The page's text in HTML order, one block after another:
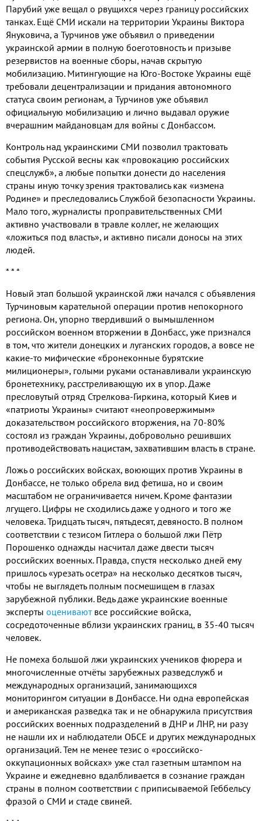
Парубий уже вещал о рвущихся через границу российских
танках. Ещё СМИ искали на территории Украины Виктора
Януковича, а Турчинов уже объявил о приведении
украинской армии в полную боеготовность и призыве
резервистов на военные сборы, начав скрытую
мобилизацию. Митингующие на Юго-Востоке Украины ещё
требовали децентрализации и придания автономного
статуса своим регионам, а Турчинов уже объявил
официальную мобилизацию и лично выдавал оружие
вчерашним майдановцам для войны с Донбассом.
Контроль над украинскими СМИ позволил трактовать
события Русской весны как «провокацию российских
спецслужб», а любые попытки донести до населения
страны иную точку зрения трактовались как «измена
Родине» и преследовались Службой безопасности Украины.
Мало того, журналисты проправительственных СМИ
активно участвовали в травле коллег, не желающих
«ложиться под власть», и активно писали доносы на этих
людей.
* * *
Новый этап большой украинской лжи начался с объявления
Турчиновым карательной операции против непокорного
региона. Он, упорно твердивший о вымышленном
российском военном вторжении в Донбасс, уже признался
в том, что жители донецких и луганских городов, а вовсе не
какие-то мифические «бронеконные бурятские
милиционеры», голыми руками останавливали украинскую
бронетехнику, расстреливающую их в упор. Даже
пресловутый отряд Стрелкова-Гиркина, который Киев и
«патриоты Украины» считают «неопровержимым»
доказательством российского вторжения, на 70-80%
состоял из граждан Украины, добровольно решивших
противодействовать нацистам, захватившим власть в стране.
Ложь о российских войсках, воюющих против Украины в
Донбассе, не только обрела вид фетиша, но и своим
масштабом не ограничивается ничем. Кроме фантазии
лгущего. Цифры не сходились даже у одного и того же
человека. Тридцать тысяч, пятьдесят, девяносто. В полном
соответствии с тезисом Гитлера о большой лжи Пётр
Порошенко однажды насчитал даже двести тысяч
российских военных. Правда, спустя несколько дней ему
пришлось «урезать осетра» на несколько десятков тысяч,
чтобы не выглядеть полным посмешищем в глазах
зарубежной публики. Ведь даже украинские военные
эксперты оцениваютвсе российские войска,
сосредоточенные вблизи украинских границ, в 35-40 тысяч
человек.
Не помеха большой лжи украинских учеников фюрера и
многочисленные отчёты зарубежных разведслужб и
международных организаций, занимающихся
мониторингом ситуации в Донбассе. Ни одна европейская
и американская разведка так и не обнаружила присутствия
российских военных подразделений в ДНР и ЛНР, ни разу
не нашли их и наблюдатели ОБСЕ и других международных
организаций. Тем не менее тезис о «российско-
оккупационных войсках» уже стал газетным штампом на
Украине и ежедневно вдалбливается в сознание граждан
страны в полном соответствии с приписываемой Геббельсу
фразой о СМИ и стаде свиней.